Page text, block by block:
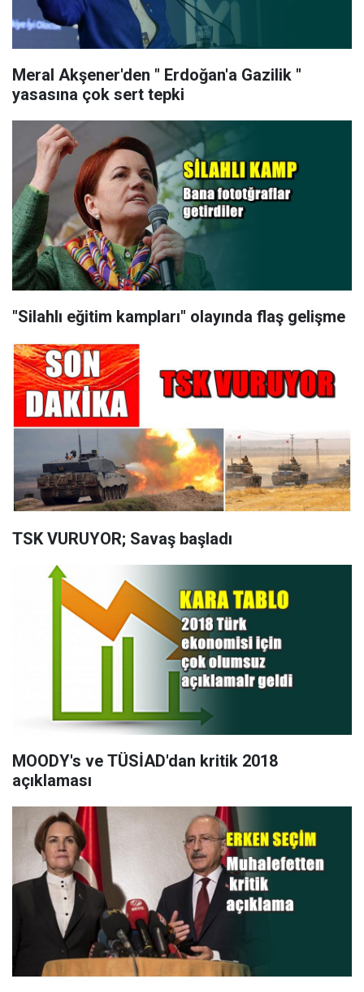
Meral Akşener'den " Erdoğan'a Gazilik "
yasasına çok sert tepki
"Silahlı eğitim kampları" olayında flaş gelişme
TSK VURUYOR; Savaş başladı
MOODY's ve TÜSİAD'dan kritik 2018
açıklaması